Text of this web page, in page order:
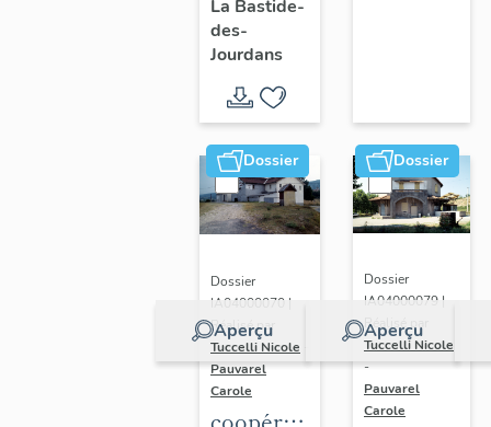
La Bastide-
des-
Jourdans
Dossier
Aperçu
Dossier
IA04000070 |
Réalisé par
Tuccelli Nicole
Pauvarel
Carole
Dossier
Aperçu
Dossier
IA04000079 |
Réalisé par
Tuccelli Nicole
-
Pauvarel
Carole